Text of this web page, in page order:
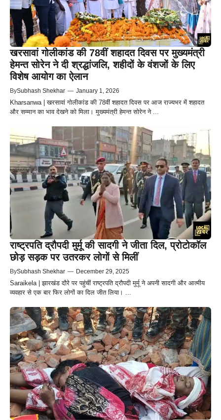
खरसावां गोलीकांड की 78वीं शहादत दिवस पर मुख्यमंत्री
हेमन्त सोरेन ने दी श्रद्धांजलि, शहीदों के वंशजों के लिए
विशेष आयोग का ऐलान
BySubhash Shekhar — January 1, 2026
Kharsanwa | खरसावां गोलीकांड की 78वीं शहादत दिवस पर आज राज्यभर में शहादत
और सम्मान का भाव देखने को मिला। मुख्यमंत्री हेमन्त सोरेन ने ...
राष्ट्रपति द्रौपदी मुर्मू की सादगी ने जीता दिल, प्रोटोकॉल
छोड़ सड़क पर उतरकर लोगों से मिलीं
BySubhash Shekhar — December 29, 2025
Saraikela | झारखंड दौरे पर पहुंचीं राष्ट्रपति द्रौपदी मुर्मू ने अपनी सादगी और आत्मीय
व्यवहार से एक बार फिर लोगों का दिल जीत लिया। ...